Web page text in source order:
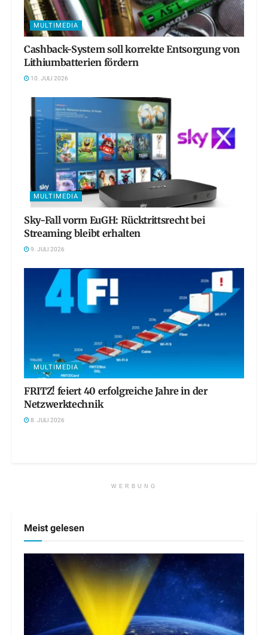
MULTIMEDIA
Cashback-System soll korrekte Entsorgung von
Lithiumbatterien fördern
10. JULI 2026
MULTIMEDIA
Sky-Fall vorm EuGH: Rücktrittsrecht bei
Streaming bleibt erhalten
9. JULI 2026
MULTIMEDIA
FRITZ! feiert 40 erfolgreiche Jahre in der
Netzwerktechnik
8. JULI 2026
WERBUNG
Meist gelesen